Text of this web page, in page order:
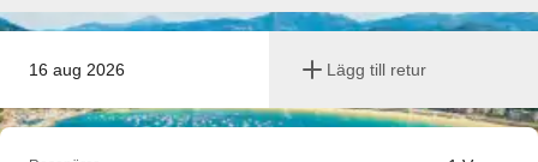
16 aug 2026 Lägg till retur